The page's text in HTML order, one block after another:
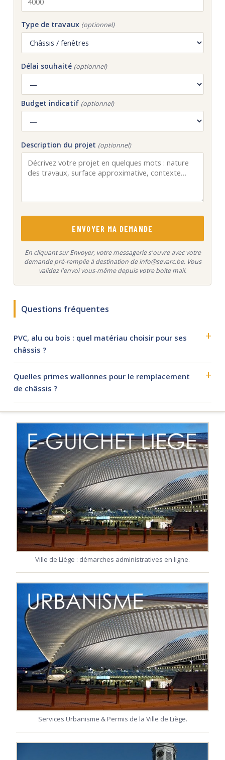
Type de travaux (optionnel)
Délai souhaité (optionnel)
Budget indicatif (optionnel)
Description du projet (optionnel)
ENVOYER MA DEMANDE
En cliquant sur Envoyer, votre messagerie s'ouvre avec votre
demande pré-remplie à destination de info@sevarc.be. Vous
validez l'envoi vous-même depuis votre boîte mail.
Questions fréquentes
PVC, alu ou bois : quel matériau choisir pour ses
châssis ?
Quelles primes wallonnes pour le remplacement
de châssis ?
Ville de Liège : démarches administratives en ligne.
Services Urbanisme & Permis de la Ville de Liège.